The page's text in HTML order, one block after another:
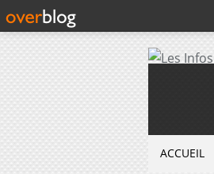
ACCUEIL